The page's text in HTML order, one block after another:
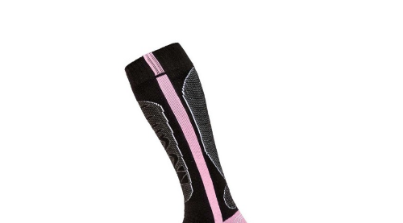
Loisir
Gris
kg) 1.31
Chaussure ski occasion femme loisir